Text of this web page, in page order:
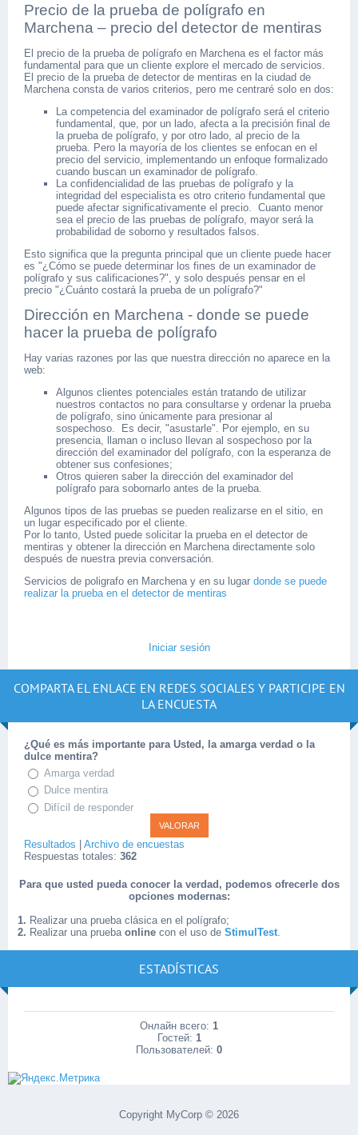
Precio de la prueba de polígrafo en
Marchena – precio del detector de mentiras
El precio de la prueba de polígrafo en Marchena es el factor más
fundamental para que un cliente explore el mercado de servicios.
El precio de la prueba de detector de mentiras en la ciudad de
Marchena consta de varios criterios, pero me centraré solo en dos:
La competencia del examinador de polígrafo será el criterio
fundamental, que, por un lado, afecta a la precisión final de
la prueba de polígrafo, y por otro lado, al precio de la
prueba. Pero la mayoría de los clientes se enfocan en el
precio del servicio, implementando un enfoque formalizado
cuando buscan un examinador de polígrafo.
La confidencialidad de las pruebas de polígrafo y la
integridad del especialista es otro criterio fundamental que
puede afectar significativamente el precio. Cuanto menor
sea el precio de las pruebas de polígrafo, mayor será la
probabilidad de soborno y resultados falsos.
Esto significa que la pregunta principal que un cliente puede hacer
es "¿Cómo se puede determinar los fines de un examinador de
polígrafo y sus calificaciones?", y solo después pensar en el
precio "¿Cuánto costará la prueba de un polígrafo?"
Dirección en Marchena - donde se puede
hacer la prueba de polígrafo
Hay varias razones por las que nuestra dirección no aparece en la
web:
Algunos clientes potenciales están tratando de utilizar
nuestros contactos no para consultarse y ordenar la prueba
de polígrafo, sino únicamente para presionar al
sospechoso. Es decir, "asustarle". Por ejemplo, en su
presencia, llaman o incluso llevan al sospechoso por la
dirección del examinador del polígrafo, con la esperanza de
obtener sus confesiones;
Otros quieren saber la dirección del examinador del
polígrafo para sobornarlo antes de la prueba.
Algunos tipos de las pruebas se pueden realizarse en el sitio, en
un lugar especificado por el cliente.
Por lo tanto, Usted puede solicitar la prueba en el detector de
mentiras y obtener la dirección en Marchena directamente solo
después de nuestra previa conversación.
Servicios de poligrafo en Marchena y en su lugar donde se puede
realizar la prueba en el detector de mentiras
Iniciar sesión
COMPARTA EL ENLACE EN REDES SOCIALES Y PARTICIPE EN
LA ENCUESTA
¿Qué es más importante para Usted, la amarga verdad o la
dulce mentira?
Amarga verdad
Dulce mentira
Difícil de responder
Resultados
Archivo de encuestas
Respuestas totales: 362
Para que usted pueda conocer la verdad, podemos ofrecerle dos
opciones modernas:
1. Realizar una prueba clásica en el polígrafo;
2. Realizar una prueba online con el uso de StimulTest.
ESTADÍSTICAS
Онлайн всего: 1
Гостей: 1
Пользователей: 0
Copyright MyCorp © 2026